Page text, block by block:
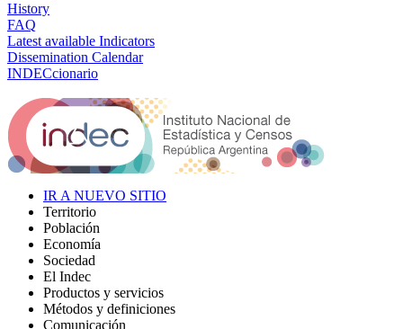
History
FAQ
Latest available Indicators
Dissemination Calendar
INDECcionario
IR A NUEVO SITIO
Territorio
Población
Economía
Sociedad
El Indec
Productos y servicios
Métodos y definiciones
Comunicación